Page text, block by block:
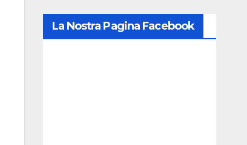
La Nostra Pagina Facebook